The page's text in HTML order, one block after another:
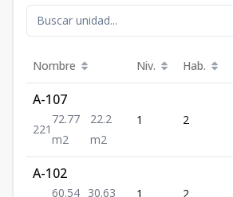
Nombre Niv. Hab.
A-107
221
72.77
m2
22.2
m2
1 2
A-102
60.54 30.63 1 2